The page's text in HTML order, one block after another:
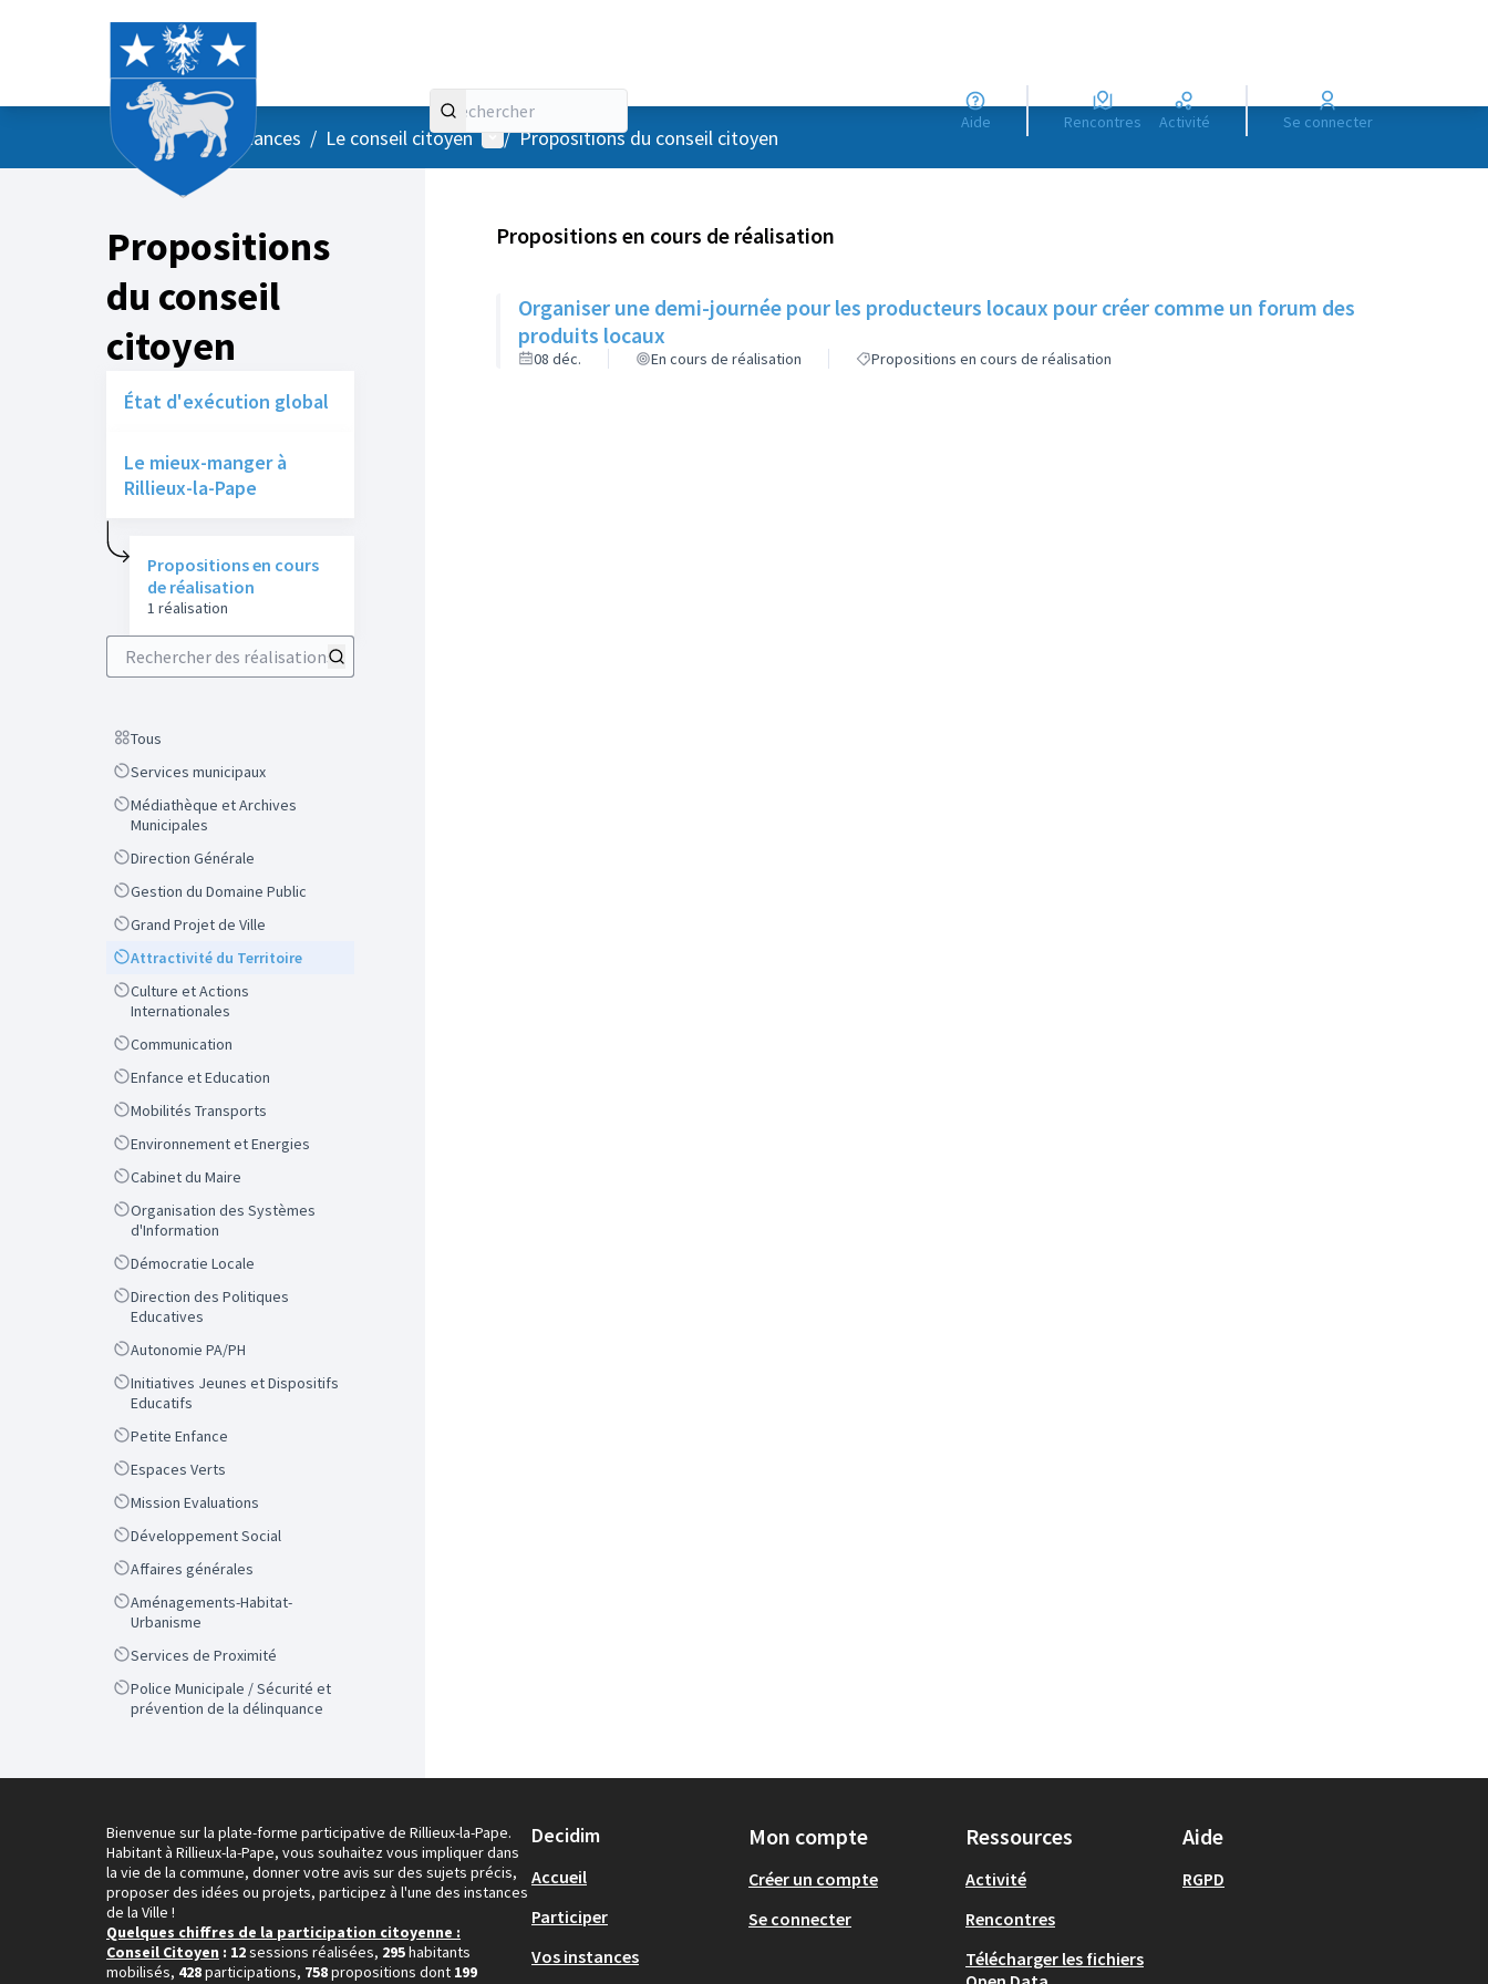
Aide Rencontres Activité Se connecter
AccueilMenu principal
/ Vos instances / Le conseil citoyen Menu utilisateur
/ Propositions du conseil citoyen
Propositions
du conseil
citoyen
État d'exécution global
Le mieux-manger à
Rillieux-la-Pape
Propositions en cours
de réalisation
1 réalisation
Rechercher des réalisations
Scope
Tous
ScopeServices municipaux
Scope
Médiathèque et Archives
Municipales
ScopeDirection Générale
ScopeGestion du Domaine Public
ScopeGrand Projet de Ville
ScopeAttractivité du Territoire
Scope
Culture et Actions
Internationales
ScopeCommunication
ScopeEnfance et Education
ScopeMobilités Transports
ScopeEnvironnement et Energies
ScopeCabinet du Maire
Scope
Organisation des Systèmes
d'Information
ScopeDémocratie Locale
Scope
Direction des Politiques
Educatives
ScopeAutonomie PA/PH
Scope
Initiatives Jeunes et Dispositifs
Educatifs
ScopePetite Enfance
ScopeEspaces Verts
ScopeMission Evaluations
ScopeDéveloppement Social
ScopeAffaires générales
Scope
Aménagements-Habitat-
Urbanisme
ScopeServices de Proximité
Scope
Police Municipale / Sécurité et
prévention de la délinquance
Propositions en cours de réalisation
Organiser une demi-journée pour les producteurs locaux pour créer comme un forum des
produits locaux
08 déc. En cours de réalisation Propositions en cours de réalisation
Bienvenue sur la plate-forme participative de Rillieux-la-Pape.
Habitant à Rillieux-la-Pape, vous souhaitez vous impliquer dans
la vie de la commune, donner votre avis sur des sujets précis,
proposer des idées ou projets, participez à l'une des instances
de la Ville !
Quelques chiffres de la participation citoyenne :
Conseil Citoyen : 12sessions réalisées, 295habitants
mobilisés, 428participations, 758propositions dont 199
Decidim
Accueil
Participer
Vos instances
Mon compte
Créer un compte
Se connecter
Ressources
Activité
Rencontres
Télécharger les fichiers
Aide
RGPD